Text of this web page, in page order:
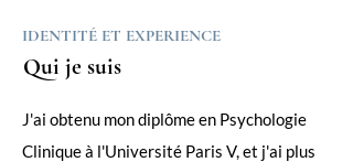
IDENTITÉ ET EXPERIENCE
Qui je suis
J'ai obtenu mon diplôme en Psychologie
Clinique à l'Université Paris V, et j'ai plus